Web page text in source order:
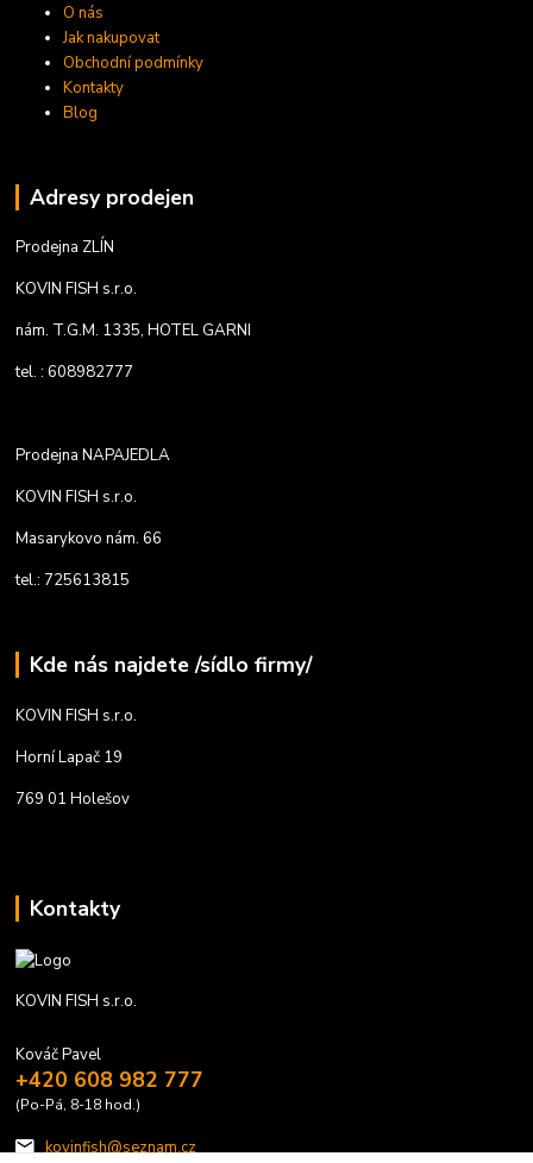
O nás
Jak nakupovat
Obchodní podmínky
Kontakty
Blog
Adresy prodejen
Prodejna ZLÍN
KOVIN FISH s.r.o.
nám. T.G.M. 1335, HOTEL GARNI
tel. : 608982777
Prodejna NAPAJEDLA
KOVIN FISH s.r.o.
Masarykovo nám. 66
tel.: 725613815
Kde nás najdete /sídlo firmy/
KOVIN FISH s.r.o.
Horní Lapač 19
769 01 Holešov
Kontakty
KOVIN FISH s.r.o.
Kováč Pavel
+420 608 982 777
(Po-Pá, 8-18 hod.)
kovinfish@seznam.cz